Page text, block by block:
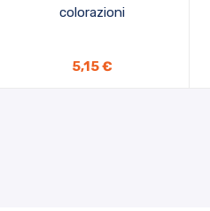
colorazioni
5,15 €